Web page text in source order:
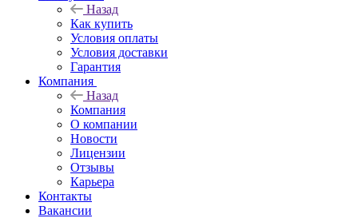
Назад
Как купить
Условия оплаты
Условия доставки
Гарантия
Компания
Назад
Компания
О компании
Новости
Лицензии
Отзывы
Карьера
Контакты
Вакансии